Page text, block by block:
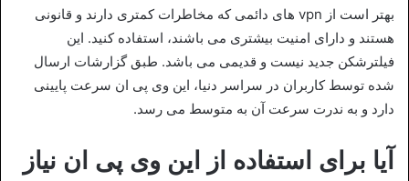
بهتر است از vpn های دائمی که مخاطرات کمتری دارند و قانونی
هستند و دارای امنیت بیشتری می باشند، استفاده کنید. این
فیلترشکن جدید نیست و قدیمی می باشد. طبق گزارشات ارسال
شده توسط کاربران در سراسر دنیا، این وی پی ان سرعت پایینی
دارد و به ندرت سرعت آن به متوسط می رسد.
آیا برای استفاده از این وی پی ان نیاز